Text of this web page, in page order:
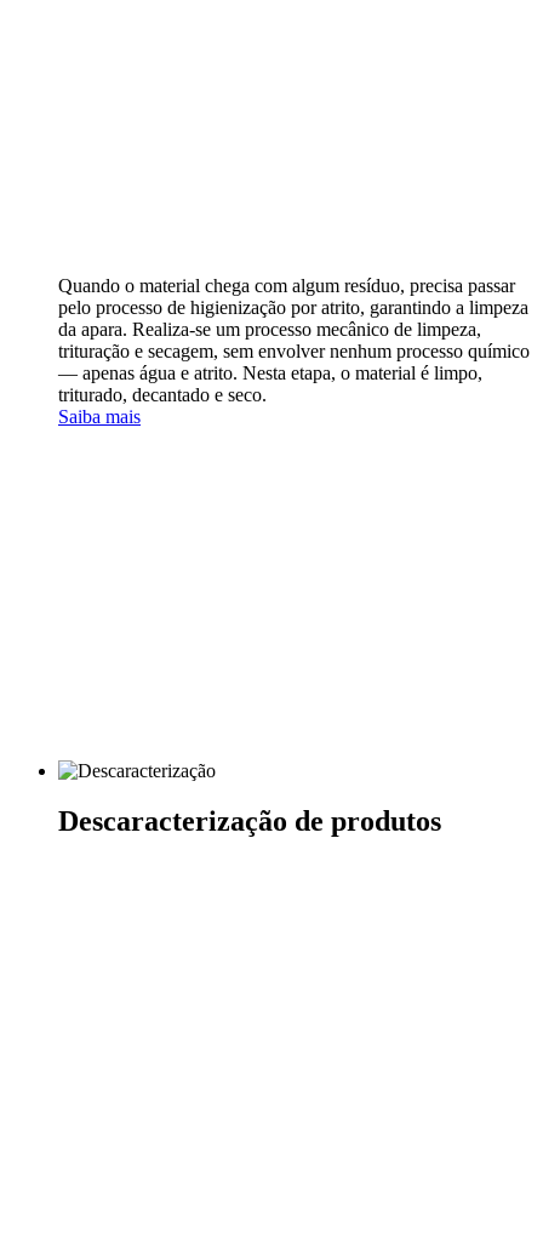
Quando o material chega com algum resíduo, precisa passar
pelo processo de higienização por atrito, garantindo a limpeza
da apara. Realiza-se um processo mecânico de limpeza,
trituração e secagem, sem envolver nenhum processo químico
— apenas água e atrito. Nesta etapa, o material é limpo,
triturado, decantado e seco.
Saiba mais
Descaracterização de produtos